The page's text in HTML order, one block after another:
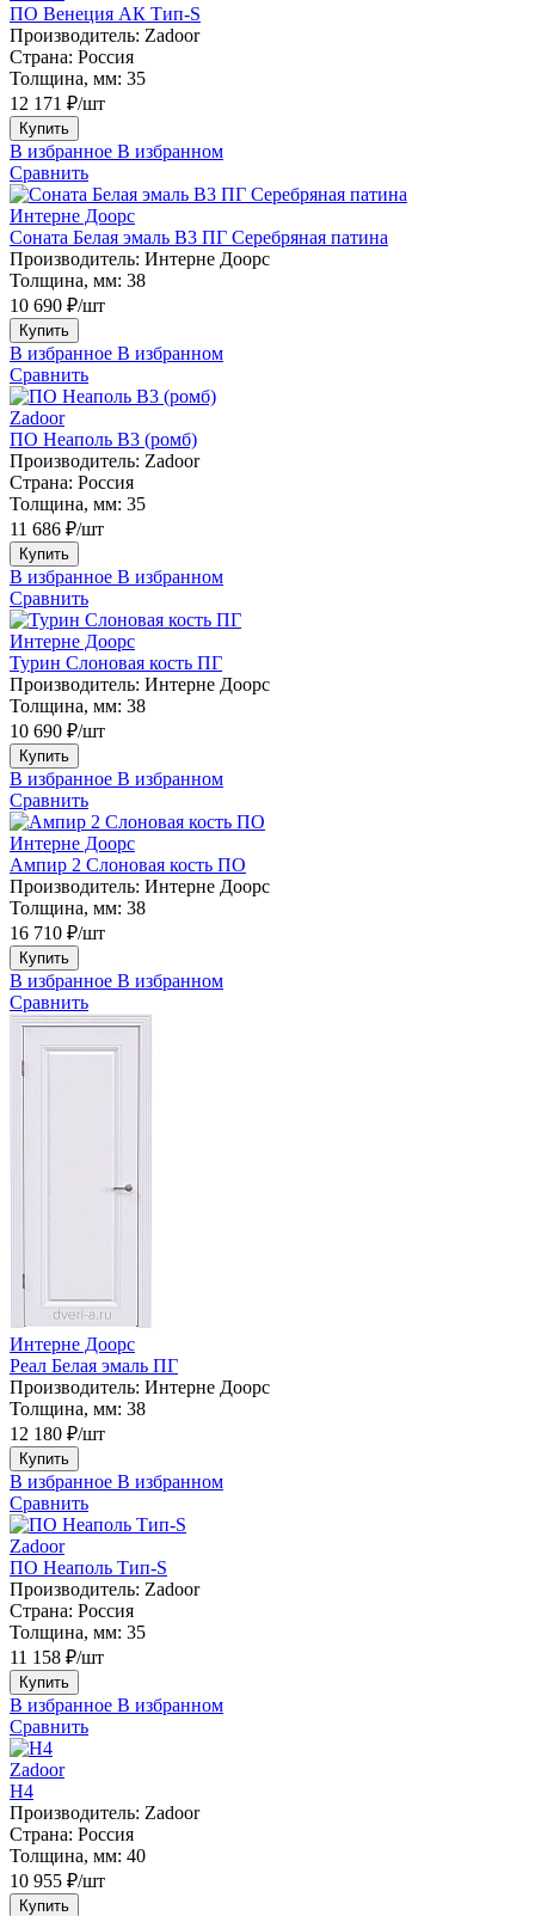
ПО Венеция АК Тип-S
Производитель: Zadoor
Страна: Россия
Толщина, мм: 35
12 171 ₽/шт
Купить
В избранное В избранном
Сравнить
Интерне Доорс
Соната Белая эмаль В3 ПГ Серебряная патина
Производитель: Интерне Доорс
Толщина, мм: 38
10 690 ₽/шт
Купить
В избранное В избранном
Сравнить
Zadoor
ПО Неаполь В3 (ромб)
Производитель: Zadoor
Страна: Россия
Толщина, мм: 35
11 686 ₽/шт
Купить
В избранное В избранном
Сравнить
Интерне Доорс
Турин Слоновая кость ПГ
Производитель: Интерне Доорс
Толщина, мм: 38
10 690 ₽/шт
Купить
В избранное В избранном
Сравнить
Интерне Доорс
Ампир 2 Слоновая кость ПО
Производитель: Интерне Доорс
Толщина, мм: 38
16 710 ₽/шт
Купить
В избранное В избранном
Сравнить
Интерне Доорс
Реал Белая эмаль ПГ
Производитель: Интерне Доорс
Толщина, мм: 38
12 180 ₽/шт
Купить
В избранное В избранном
Сравнить
Zadoor
ПО Неаполь Тип-S
Производитель: Zadoor
Страна: Россия
Толщина, мм: 35
11 158 ₽/шт
Купить
В избранное В избранном
Сравнить
Zadoor
H4
Производитель: Zadoor
Страна: Россия
Толщина, мм: 40
10 955 ₽/шт
Купить